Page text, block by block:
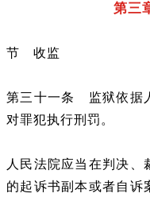
第三
节 收监
第三十一条 监狱依据
对罪犯执行刑罚。
人民法院应当在判决、
的起诉书副本或者自诉